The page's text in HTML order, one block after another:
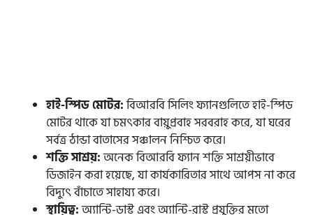
হাই-স্পিড মোটর:বিআরবি সিলিং ফ্যানগুলিতে হাই-স্পিড
মোটর থাকে যা চমৎকার বায়ুপ্রবাহ সরবরাহ করে, যা ঘরের
সর্বত্র ঠান্ডা বাতাসের সঞ্চালন নিশ্চিত করে।
শক্তি সাশ্রয়:অনেক বিআরবি ফ্যান শক্তি সাশ্রয়ীভাবে
ডিজাইন করা হয়েছে, যা কার্যকারিতার সাথে আপস না করে
বিদ্যুৎ বাঁচাতে সাহায্য করে।
স্থায়িত্ব:অ্যান্টি-ডাস্ট এবং অ্যান্টি-রাস্ট প্রযুক্তির মতো